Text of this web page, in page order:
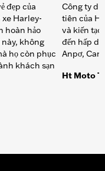
đẹp của
Harley-
hoàn hảo
không
họ còn phục
khách sạn
Công ty
tiên của
và kiến
đến hấp
Anpơ,
Ht Moto